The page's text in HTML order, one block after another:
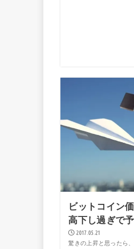
ビットコイン
高下し過ぎで
2017.05.21
驚きの上昇と思ったら